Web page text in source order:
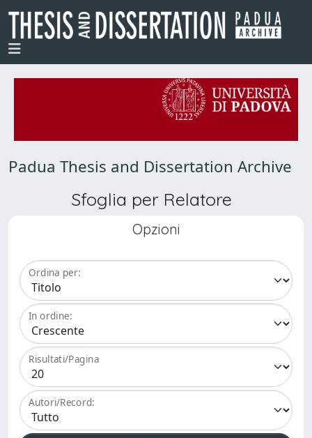
Padua Thesis and Dissertation Archive
Sfoglia per Relatore
Opzioni
Ordina per:
In ordine:
Risultati/Pagina
Autori/Record: